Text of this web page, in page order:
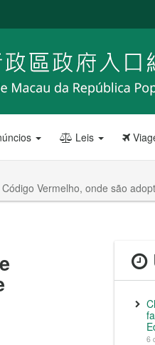
Leis
Vermelho, onde são
6